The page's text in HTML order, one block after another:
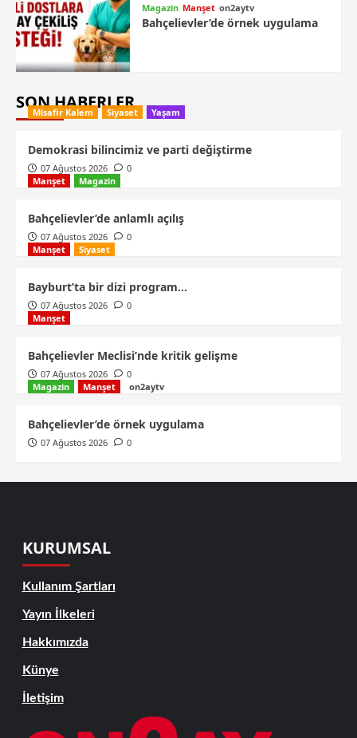
Magazin Manşet on2aytv
Bahçelievler’de örnek uygulama
SON HABERLER
Misafir Kalem Siyaset Yaşam
Demokrasi bilincimiz ve parti değiştirme
07 Ağustos 2026
0
Manşet
Magazin
Bahçelievler’de anlamlı açılış
07 Ağustos 2026
0
Manşet
Siyaset
Bayburt’ta bir dizi program…
07 Ağustos 2026
0
Manşet
Bahçelievler Meclisi’nde kritik gelişme
07 Ağustos 2026
0
Magazin
Manşet on2aytv
Bahçelievler’de örnek uygulama
07 Ağustos 2026 0
KURUMSAL
Kullanım Şartları
Yayın İlkeleri
Hakkımızda
Künye
İletişim